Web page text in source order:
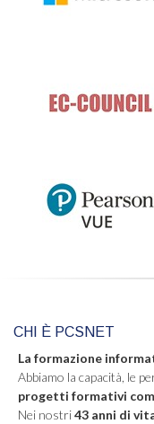
CHI È PCSNET
La formazione
Abbiamo la capacità, le
progetti formativi
Nei nostri43 anni di